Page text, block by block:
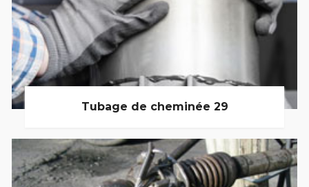
Tubage de cheminée 29